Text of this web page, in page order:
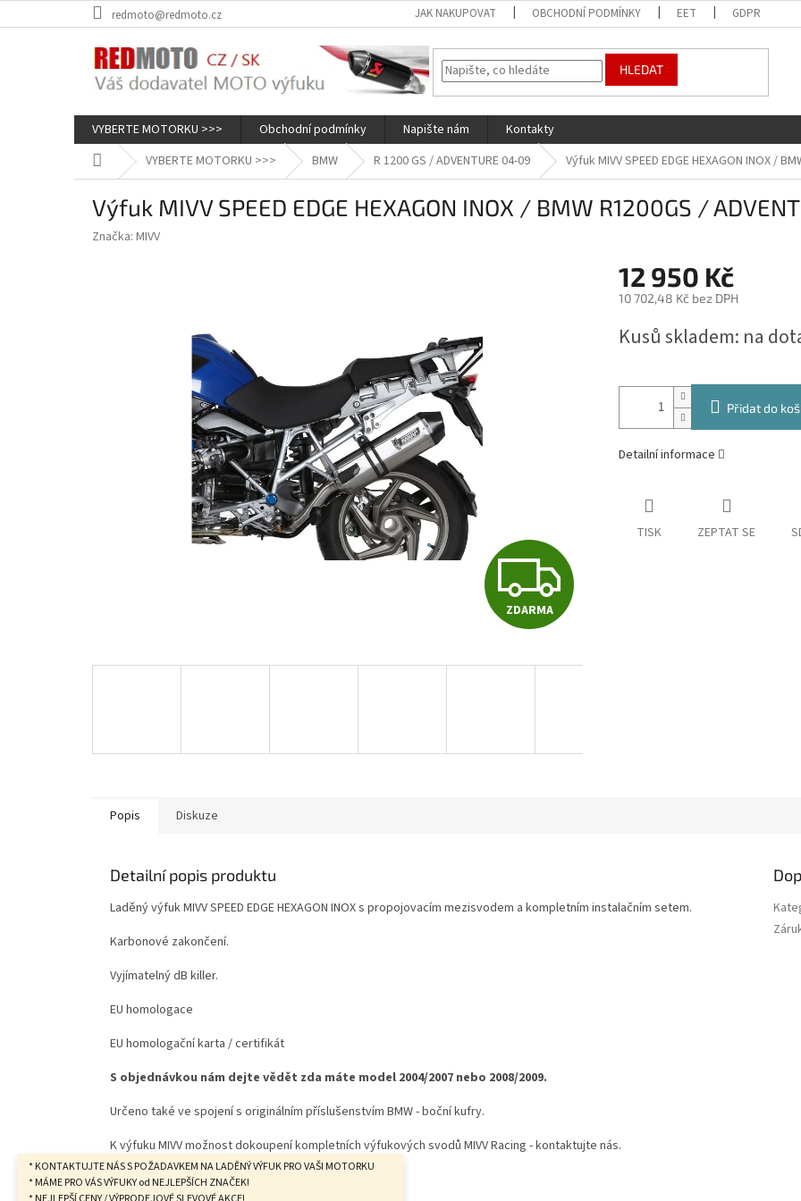
na
* KONTAKTUJTE NÁS S POŽADAVKEM NA LADĚNÝ VÝFUK PRO VAŠI MOTORKU
* MÁME PRO VÁS VÝFUKY od NEJLEPŠÍCH ZNAČEK!
redmoto@redmoto.cz JAK NAKUPOVAT OBCHODNÍ PODMÍNKY EET GDPR
HLEDAT
VYBERTE MOTORKU >>> Obchodní podmínky Napište nám
Kontakty
Domů VYBERTE MOTORKU >>> BMW R 1200 GS / ADVENTURE 04-09 Výfuk MIVV SPEED EDGE HEXAGON INOX /
Výfuk MIVV SPEED EDGE HEXAGON INOX / BMW R1200GS /
Značka: MIVV
Z
D
R
A
ZDARMA
12 950 Kč
10 702,48 Kč bez DPH
cena:
Kusů skladem: na
Přidat do
Detailní informace
TISK ZEPTAT SE
Popis Diskuze
Detailní popis produktu
Laděný výfuk MIVV SPEED EDGE HEXAGON INOX s propojovacím mezisvodem a kompletním instalačním setem.
Karbonové zakončení.
Vyjímatelný dB killer.
EU homologace
EU homologační karta / certifikát
S objednávkou nám dejte vědět zda máte model 2004/2007 nebo 2008/2009.
Určeno také ve spojení s originálním příslušenstvím BMW - boční kufry.
K výfuku MIVV možnost dokoupení kompletních výfukových svodů MIVV Racing - kontaktujte nás.